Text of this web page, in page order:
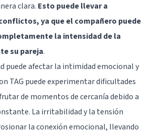
clara. Esto puede llevar a
ya que el compañero puede
la intensidad de la
su pareja.
puede afectar la intimidad emocional y
TAG puede experimentar dificultades
de momentos de cercanía debido a
La irritabilidad y la tensión
la conexión emocional, llevando